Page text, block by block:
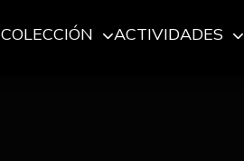
COLECCIÓN ACTIVIDADES